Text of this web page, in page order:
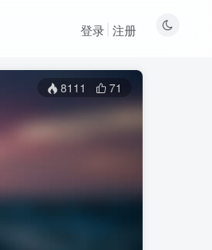
登录 注册
8111 71